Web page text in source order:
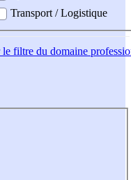
Transport / Logistique
le filtre du domaine